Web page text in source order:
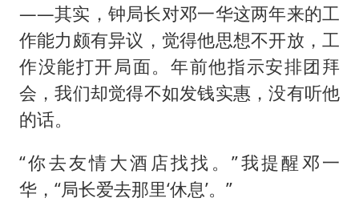
——其实，钟局长对邓一华这两年来的工
作能力颇有异议，觉得他思想不开放，工
作没能打开局面。年前他指示安排团拜
会，我们却觉得不如发钱实惠，没有听他
的话。
“你去友情大酒店找找。”我提醒邓一
华，“局长爱去那里‘休息’。”